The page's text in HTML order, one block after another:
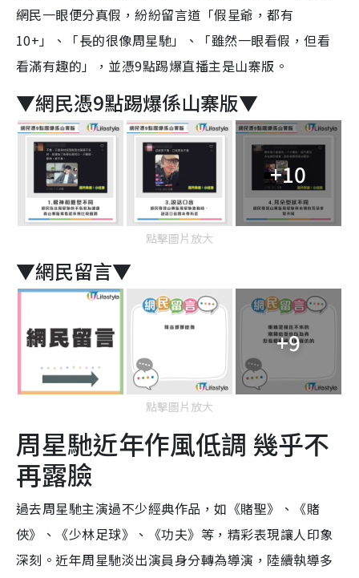
網民一眼便分真假，紛紛留言道「假星爺，都有
10+」、「長的很像周星馳」、「雖然一眼看假，但看
看滿有趣的」，並憑9點踢爆直播主是山寨版。
▼網民憑9點踢爆係山寨版▼
+10
點擊圖片放大
▼網民留言▼
+9
點擊圖片放大
周星馳近年作風低調 幾乎不
再露臉
過去周星馳主演過不少經典作品，如《賭聖》、《賭
俠》、《少林足球》、《功夫》等，精彩表現讓人印象
深刻。近年周星馳淡出演員身分轉為導演，陸續執導多